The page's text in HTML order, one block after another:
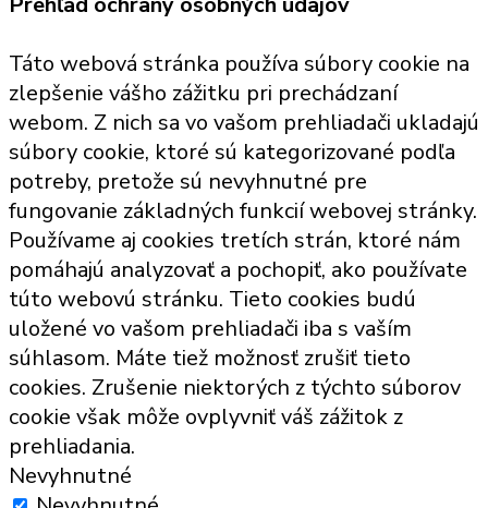
Táto webová stránka používa súbory cookie na
zlepšenie vášho zážitku pri prechádzaní
webom. Z nich sa vo vašom prehliadači ukladajú
súbory cookie, ktoré sú kategorizované podľa
potreby, pretože sú nevyhnutné pre
fungovanie základných funkcií webovej stránky.
Používame aj cookies tretích strán, ktoré nám
pomáhajú analyzovať a pochopiť, ako používate
túto webovú stránku. Tieto cookies budú
uložené vo vašom prehliadači iba s vaším
súhlasom. Máte tiež možnosť zrušiť tieto
cookies. Zrušenie niektorých z týchto súborov
cookie však môže ovplyvniť váš zážitok z
prehliadania.
Nevyhnutné